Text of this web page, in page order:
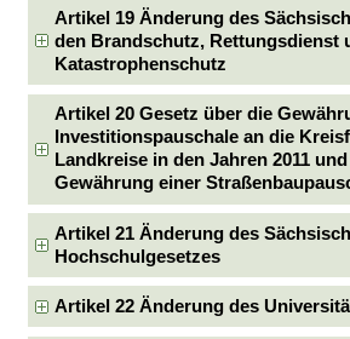
Artikel 19 Änderung des
den Brandschutz, Rettungsdienst
Katastrophenschutz
Artikel 20 Gesetz über die
Investitionspauschale an die
Landkreise in den Jahren 2011
Gewährung einer
Artikel 21 Änderung des
Hochschulgesetzes
Artikel 22 Änderung des